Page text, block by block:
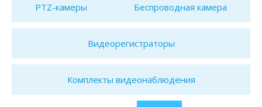
PTZ-камеры Беспроводная камера
Видеорегистраторы
Комплекты видеонаблюдения